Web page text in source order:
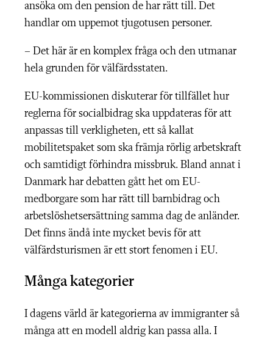
ansöka om den pension de har rätt till. Det
handlar om uppemot tjugotusen personer.
– Det här är en komplex fråga och den utmanar
hela grunden för välfärdsstaten.
EU-kommissionen diskuterar för tillfället hur
reglerna för socialbidrag ska uppdateras för att
anpassas till verkligheten, ett så kallat
mobilitetspaket som ska främja rörlig arbetskraft
och samtidigt förhindra missbruk. Bland annat i
Danmark har debatten gått het om EU-
medborgare som har rätt till barnbidrag och
arbetslöshetsersättning samma dag de anländer.
Det finns ändå inte mycket bevis för att
välfärdsturismen är ett stort fenomen i EU.
Många kategorier
I dagens värld är kategorierna av immigranter så
många att en modell aldrig kan passa alla. I